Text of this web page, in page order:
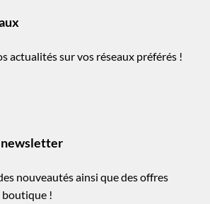
actualités sur vos réseaux préférés !
newsletter
nouveautés ainsi que des offres
boutique !